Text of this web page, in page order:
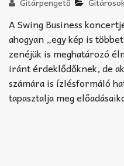
TABok
Improvizáció
A Swing Business
ahogyan „egy kép is
zenéjük is meghatározó
iránt érdeklődőknek, de
számára is ízlésformáló
tapasztalja meg